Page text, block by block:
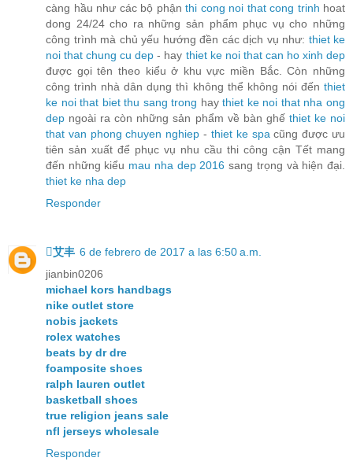
càng hầu như các bộ phận thi cong noi that cong trinh hoat
dong 24/24 cho ra những sản phẩm phục vụ cho những
công trình mà chủ yếu hướng đền các dịch vụ như: thiet ke
noi that chung cu dep - hay thiet ke noi that can ho xinh dep
được gọi tên theo kiểu ở khu vực miền Bắc. Còn những
công trình nhà dân dụng thì không thể không nói đến thiet
ke noi that biet thu sang trong haythiet ke noi that nha ong
dep ngoài ra còn những sản phẩm về bàn ghế thiet ke noi
that van phong chuyen nghiep - thiet ke spa cũng được ưu
tiên sản xuất để phục vụ nhu cầu thi công cận Tết mang
đến những kiểu mau nha dep 2016 sang trọng và hiện đại.
thiet ke nha dep
Responder
艾丰 6 de febrero de 2017 a las 6:50 a.m.
jianbin0206
michael kors handbags
nike outlet store
nobis jackets
rolex watches
beats by dr dre
foamposite shoes
ralph lauren outlet
basketball shoes
true religion jeans sale
nfl jerseys wholesale
Responder